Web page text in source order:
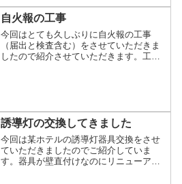
機」って知っていますか？
自火報の工事
今回はとても久しぶりに自火報の工事
（届出と検査含む）をさせていただきま
したので紹介させていただきます。工事
誘導灯の交換してきました
今回は某ホテルの誘導灯器具交換をさせ
ていただきましたのでご紹介していま
す。器具が壁直付けなのにリニューアル